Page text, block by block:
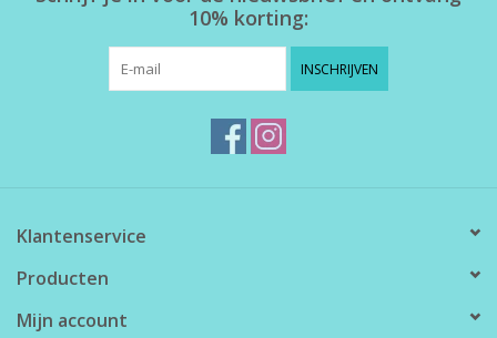
10% korting:
INSCHRIJVEN
Klantenservice
Producten
Mijn account